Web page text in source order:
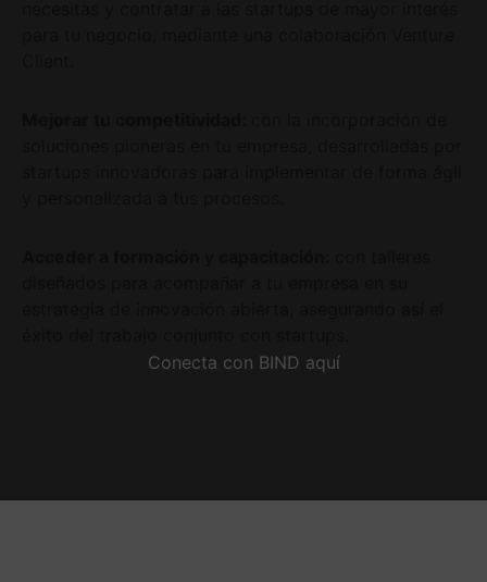
Conecta con BIND aquí